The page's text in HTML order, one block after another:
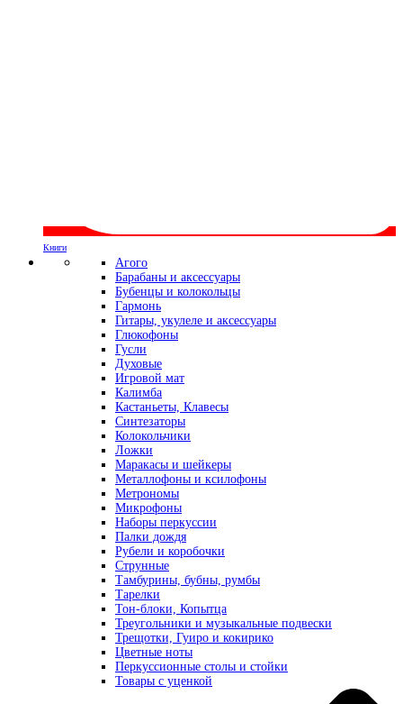
Книги
Агого
Барабаны и аксессуары
Бубенцы и колокольцы
Гармонь
Гитары, укулеле и аксессуары
Глюкофоны
Гусли
Духовые
Игровой мат
Калимба
Кастаньеты, Клавесы
Синтезаторы
Колокольчики
Ложки
Маракасы и шейкеры
Металлофоны и ксилофоны
Метрономы
Микрофоны
Наборы перкуссии
Палки дождя
Рубели и коробочки
Струнные
Тамбурины, бубны, румбы
Тарелки
Тон-блоки, Копытца
Треугольники и музыкальные подвески
Трещотки, Гуиро и кокирико
Цветные ноты
Перкуссионные столы и стойки
Товары с уценкой